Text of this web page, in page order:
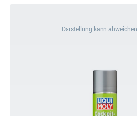
Darstellung kann abweichen